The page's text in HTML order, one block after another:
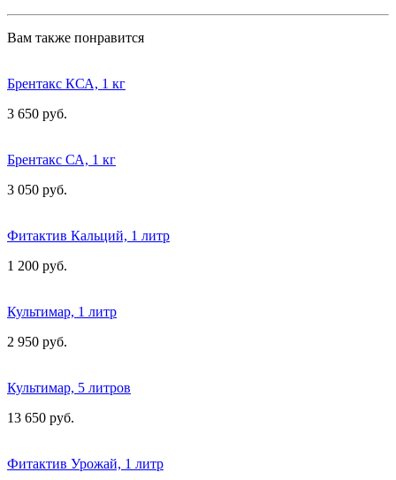
Вам также понравится
Брентакс КСА, 1 кг
3 650 руб.
Брентакс СА, 1 кг
3 050 руб.
Фитактив Кальций, 1 литр
1 200 руб.
Культимар, 1 литр
2 950 руб.
Культимар, 5 литров
13 650 руб.
Фитактив Урожай, 1 литр